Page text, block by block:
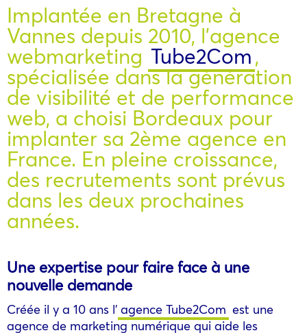
Implantée en Bretagne à
Vannes depuis 2010, l’agence
webmarketing Tube2Com,
spécialisée dans la génération
de visibilité et de performance
web, a choisi Bordeaux pour
implanter sa 2ème agence en
France. En pleine croissance,
des recrutements sont prévus
dans les deux prochaines
années.
Une expertise pour faire face à une
nouvelle demande
Créée il y a 10 ans l’ agence Tube2Com est une
agence de marketing numérique qui aide les